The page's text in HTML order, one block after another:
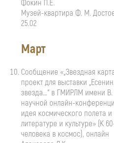
Фокин П.Е.
Музей-квартира Ф. М.
25.02
Март
Сообщение «„Звездная
проект для выставки
звезда…“ в ГМИРЛМ имени
научной онлайн-
идея космического полета
литературе и культуре» (К
человека в космос), онлайн